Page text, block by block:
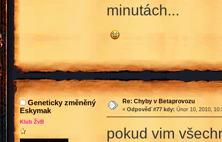
minutách...
Geneticky změněný
Eskymak
Klub ŽvB
Re: Chyby v Betaprovozu
« Odpověď #77 kdy: Únor 10, 2010,
pokud vim